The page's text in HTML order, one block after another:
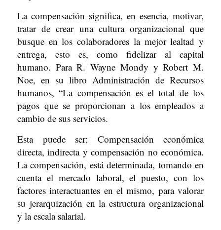
La compensación significa, en esencia, motivar,
tratar de crear una cultura organizacional que
busque en los colaboradores la mejor lealtad y
entrega, esto es, como fidelizar al capital
humano. Para R. Wayne Mondy y Robert M.
Noe, en su libro Administración de Recursos
humanos, “La compensación es el total de los
pagos que se proporcionan a los empleados a
cambio de sus servicios.
Esta puede ser: Compensación económica
directa, indirecta y compensación no económica.
La compensación, está determinada, tomando en
cuenta el mercado laboral, el puesto, con los
factores interactuantes en el mismo, para valorar
su jerarquización en la estructura organizacional
y la escala salarial.